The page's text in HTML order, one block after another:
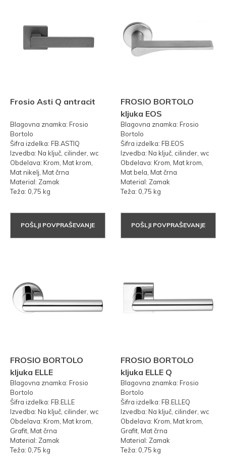
Frosio Asti Q antracit
Blagovna znamka: Frosio
Bortolo
Šifra izdelka: FB.ASTIQ
Izvedba: Na ključ, cilinder, wc
Obdelava: Krom, Mat krom,
Mat nikelj, Mat črna
Material: Zamak
Teža: 0,75 kg
POŠLJI POVPRAŠEVANJE
FROSIO BORTOLO
kljuka EOS
Blagovna znamka: Frosio
Bortolo
Šifra izdelka: FB.EOS
Izvedba: Na ključ, cilinder, wc
Obdelava: Krom, Mat krom,
Mat bela, Mat črna
Material: Zamak
Teža: 0,75 kg
POŠLJI POVPRAŠEVANJE
FROSIO BORTOLO
kljuka ELLE
Blagovna znamka: Frosio
Bortolo
Šifra izdelka: FB.ELLE
Izvedba: Na ključ, cilinder, wc
Obdelava: Krom, Mat krom,
Grafit, Mat črna
Material: Zamak
Teža: 0,75 kg
FROSIO BORTOLO
kljuka ELLE Q
Blagovna znamka: Frosio
Bortolo
Šifra izdelka: FB.ELLEQ
Izvedba: Na ključ, cilinder, wc
Obdelava: Krom, Mat krom,
Grafit, Mat črna
Material: Zamak
Teža: 0,75 kg